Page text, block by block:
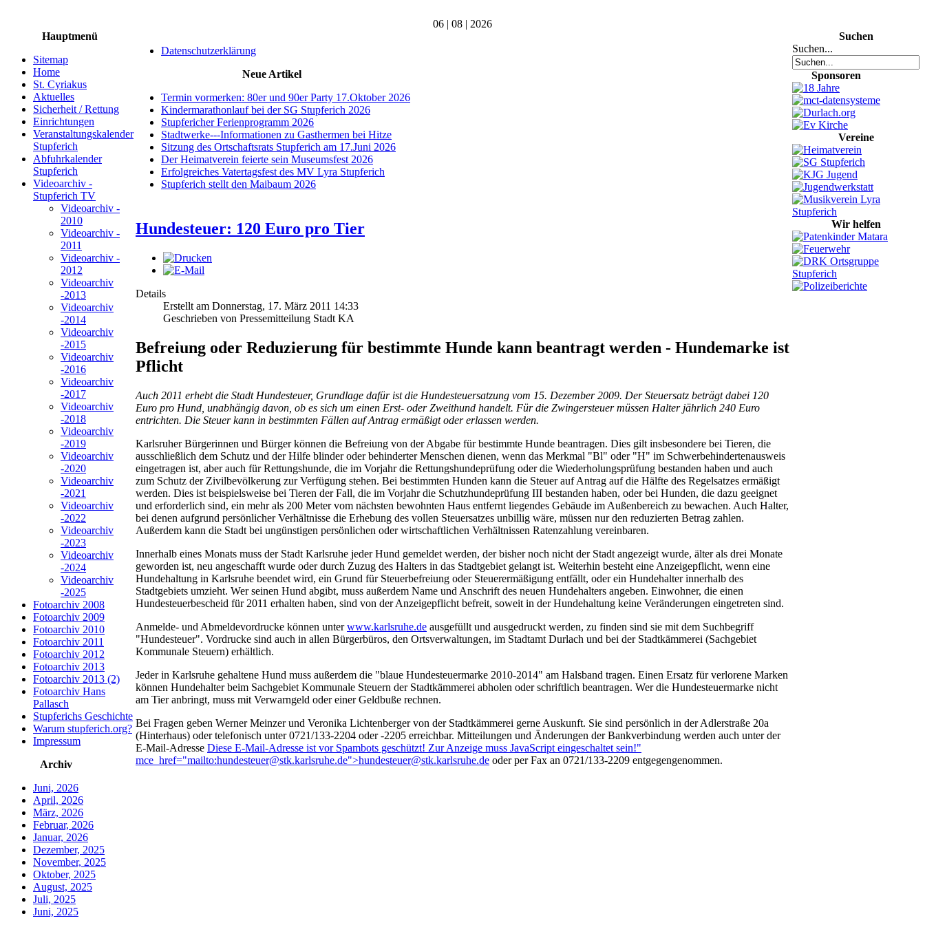
06 | 08 | 2026
Hauptmenü
Sitemap
Home
St. Cyriakus
Aktuelles
Sicherheit / Rettung
Einrichtungen
Veranstaltungskalender
Stupferich
Abfuhrkalender
Stupferich
Videoarchiv -
Stupferich TV
Videoarchiv -
2010
Videoarchiv -
2011
Videoarchiv -
2012
Videoarchiv
-2013
Videoarchiv
-2014
Videoarchiv
-2015
Videoarchiv
-2016
Videoarchiv
-2017
Videoarchiv
-2018
Videoarchiv
-2019
Videoarchiv
-2020
Videoarchiv
-2021
Videoarchiv
-2022
Videoarchiv
-2023
Videoarchiv
-2024
Videoarchiv
-2025
Fotoarchiv 2008
Fotoarchiv 2009
Fotoarchiv 2010
Fotoarchiv 2011
Fotoarchiv 2012
Fotoarchiv 2013
Fotoarchiv 2013 (2)
Fotoarchiv Hans
Pallasch
Stupferichs Geschichte
Warum stupferich.org?
Impressum
Archiv
Juni, 2026
April, 2026
März, 2026
Februar, 2026
Januar, 2026
Dezember, 2025
November, 2025
Oktober, 2025
August, 2025
Juli, 2025
Juni, 2025
Datenschutzerklärung
Neue Artikel
Termin vormerken: 80er und 90er Party 17.Oktober 2026
Kindermarathonlauf bei der SG Stupferich 2026
Stupfericher Ferienprogramm 2026
Stadtwerke---Informationen zu Gasthermen bei Hitze
Sitzung des Ortschaftsrats Stupferich am 17.Juni 2026
Der Heimatverein feierte sein Museumsfest 2026
Erfolgreiches Vatertagsfest des MV Lyra Stupferich
Stupferich stellt den Maibaum 2026
Hundesteuer: 120 Euro pro Tier
Details
Erstellt am Donnerstag, 17. März 2011 14:33
Geschrieben von Pressemitteilung Stadt KA
Befreiung oder Reduzierung für bestimmte Hunde kann beantragt werden - Hundemarke ist
Pflicht
Auch 2011 erhebt die Stadt Hundesteuer, Grundlage dafür ist die Hundesteuersatzung vom 15. Dezember 2009. Der Steuersatz beträgt dabei 120
Euro pro Hund, unabhängig davon, ob es sich um einen Erst- oder Zweithund handelt. Für die Zwingersteuer müssen Halter jährlich 240 Euro
entrichten. Die Steuer kann in bestimmten Fällen auf Antrag ermäßigt oder erlassen werden.
Karlsruher Bürgerinnen und Bürger können die Befreiung von der Abgabe für bestimmte Hunde beantragen. Dies gilt insbesondere bei Tieren, die
ausschließlich dem Schutz und der Hilfe blinder oder behinderter Menschen dienen, wenn das Merkmal "Bl" oder "H" im Schwerbehindertenausweis
eingetragen ist, aber auch für Rettungshunde, die im Vorjahr die Rettungshundeprüfung oder die Wiederholungsprüfung bestanden haben und auch
zum Schutz der Zivilbevölkerung zur Verfügung stehen. Bei bestimmten Hunden kann die Steuer auf Antrag auf die Hälfte des Regelsatzes ermäßigt
werden. Dies ist beispielsweise bei Tieren der Fall, die im Vorjahr die Schutzhundeprüfung III bestanden haben, oder bei Hunden, die dazu geeignet
und erforderlich sind, ein mehr als 200 Meter vom nächsten bewohnten Haus entfernt liegendes Gebäude im Außenbereich zu bewachen. Auch Halter,
bei denen aufgrund persönlicher Verhältnisse die Erhebung des vollen Steuersatzes unbillig wäre, müssen nur den reduzierten Betrag zahlen.
Außerdem kann die Stadt bei ungünstigen persönlichen oder wirtschaftlichen Verhältnissen Ratenzahlung vereinbaren.
Innerhalb eines Monats muss der Stadt Karlsruhe jeder Hund gemeldet werden, der bisher noch nicht der Stadt angezeigt wurde, älter als drei Monate
geworden ist, neu angeschafft wurde oder durch Zuzug des Halters in das Stadtgebiet gelangt ist. Weiterhin besteht eine Anzeigepflicht, wenn eine
Hundehaltung in Karlsruhe beendet wird, ein Grund für Steuerbefreiung oder Steuerermäßigung entfällt, oder ein Hundehalter innerhalb des
Stadtgebiets umzieht. Wer seinen Hund abgibt, muss außerdem Name und Anschrift des neuen Hundehalters angeben. Einwohner, die einen
Hundesteuerbescheid für 2011 erhalten haben, sind von der Anzeigepflicht befreit, soweit in der Hundehaltung keine Veränderungen eingetreten sind.
Anmelde- und Abmeldevordrucke können unterwww.karlsruhe.de ausgefüllt und ausgedruckt werden, zu finden sind sie mit dem Suchbegriff
"Hundesteuer". Vordrucke sind auch in allen Bürgerbüros, den Ortsverwaltungen, im Stadtamt Durlach und bei der Stadtkämmerei (Sachgebiet
Kommunale Steuern) erhältlich.
Jeder in Karlsruhe gehaltene Hund muss außerdem die "blaue Hundesteuermarke 2010-2014" am Halsband tragen. Einen Ersatz für verlorene Marken
können Hundehalter beim Sachgebiet Kommunale Steuern der Stadtkämmerei abholen oder schriftlich beantragen. Wer die Hundesteuermarke nicht
am Tier anbringt, muss mit Verwarngeld oder einer Geldbuße rechnen.
Bei Fragen geben Werner Meinzer und Veronika Lichtenberger von der Stadtkämmerei gerne Auskunft. Sie sind persönlich in der Adlerstraße 20a
(Hinterhaus) oder telefonisch unter 0721/133-2204 oder -2205 erreichbar. Mitteilungen und Änderungen der Bankverbindung werden auch unter der
E-Mail-Adresse Diese E-Mail-Adresse ist vor Spambots geschützt! Zur Anzeige muss JavaScript eingeschaltet sein!"
mce_href="mailto:hundesteuer@stk.karlsruhe.de">hundesteuer@stk.karlsruhe.de oder per Fax an 0721/133-2209 entgegengenommen.
Suchen
Suchen...
Sponsoren
Vereine
Wir helfen